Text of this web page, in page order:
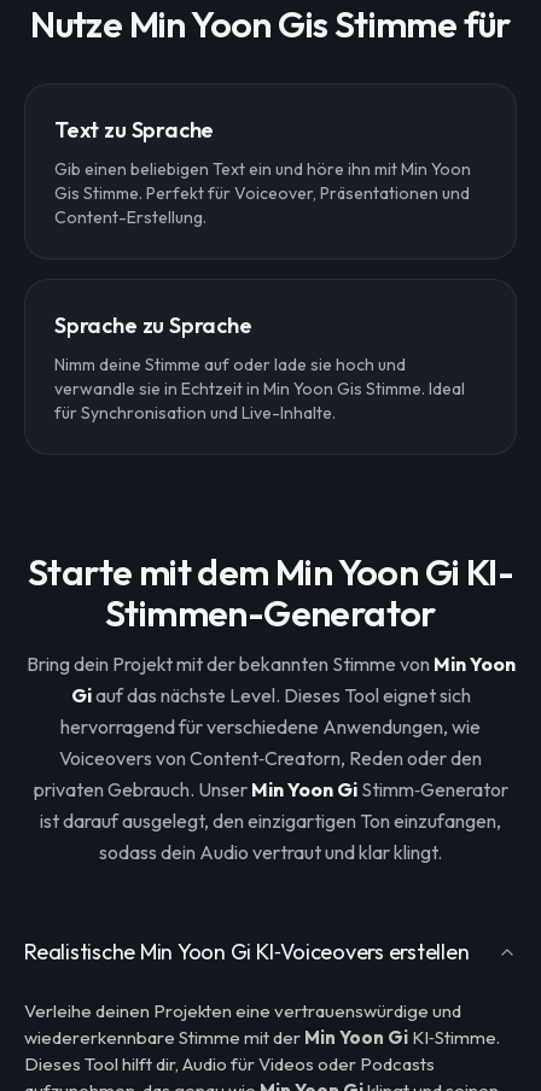
Nutze Min Yoon Gis Stimme für
Text zu Sprache
Gib einen beliebigen Text ein und höre ihn mit Min Yoon
Gis Stimme. Perfekt für Voiceover, Präsentationen und
Content-Erstellung.
Sprache zu Sprache
Nimm deine Stimme auf oder lade sie hoch und
verwandle sie in Echtzeit in Min Yoon Gis Stimme. Ideal
für Synchronisation und Live-Inhalte.
Starte mit dem Min Yoon Gi KI-
Stimmen-Generator
Bring dein Projekt mit der bekannten Stimme von Min Yoon
Giauf das nächste Level. Dieses Tool eignet sich
hervorragend für verschiedene Anwendungen, wie
Voiceovers von Content‑Creatorn, Reden oder den
privaten Gebrauch. Unser Min Yoon GiStimm‑Generator
ist darauf ausgelegt, den einzigartigen Ton einzufangen,
sodass dein Audio vertraut und klar klingt.
Realistische Min Yoon Gi KI‑Voiceovers erstellen
Verleihe deinen Projekten eine vertrauenswürdige und
wiedererkennbare Stimme mit der Min Yoon Gi KI‑Stimme.
Dieses Tool hilft dir, Audio für Videos oder Podcasts